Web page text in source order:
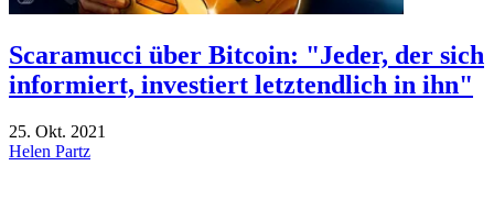
Scaramucci über Bitcoin: "Jeder, der sich
informiert, investiert letztendlich in ihn"
25. Okt. 2021
Helen Partz